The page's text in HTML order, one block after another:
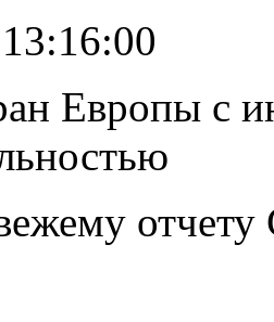
Европы с